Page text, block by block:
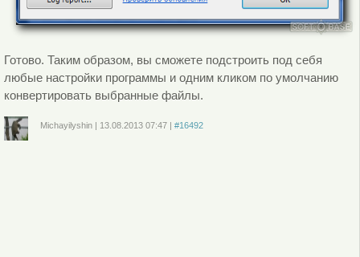
Готово. Таким образом, вы сможете подстроить под себя
любые настройки программы и одним кликом по умолчанию
конвертировать выбранные файлы.
Michayilyshin| 13.08.2013 07:47| #16492